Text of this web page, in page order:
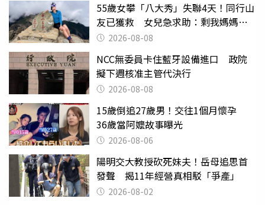
55歲女攀「八大秀」失聯4天！同行山
友已獲救 女兒急求助：剩我媽媽還
沒找到
2026-08-08
NCC無委員卡住藍牙設備進口 政院
擬下週核准主管代決行
2026-08-08
15歲倒追27歲男！交往1個月懷孕
36歲當阿嬤故事曝光
2026-08-06
陽明交大教授砍死妹夫！岳母追思首
發聲 揭11年經營真相駁「爭產」
2026-08-02